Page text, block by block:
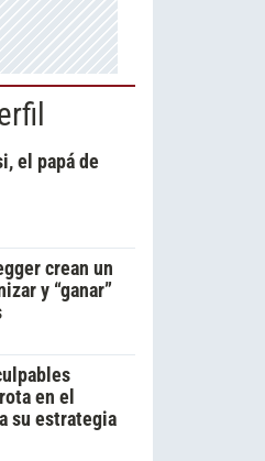
el papá de
crean un
y “ganar”
en el
su estrategia